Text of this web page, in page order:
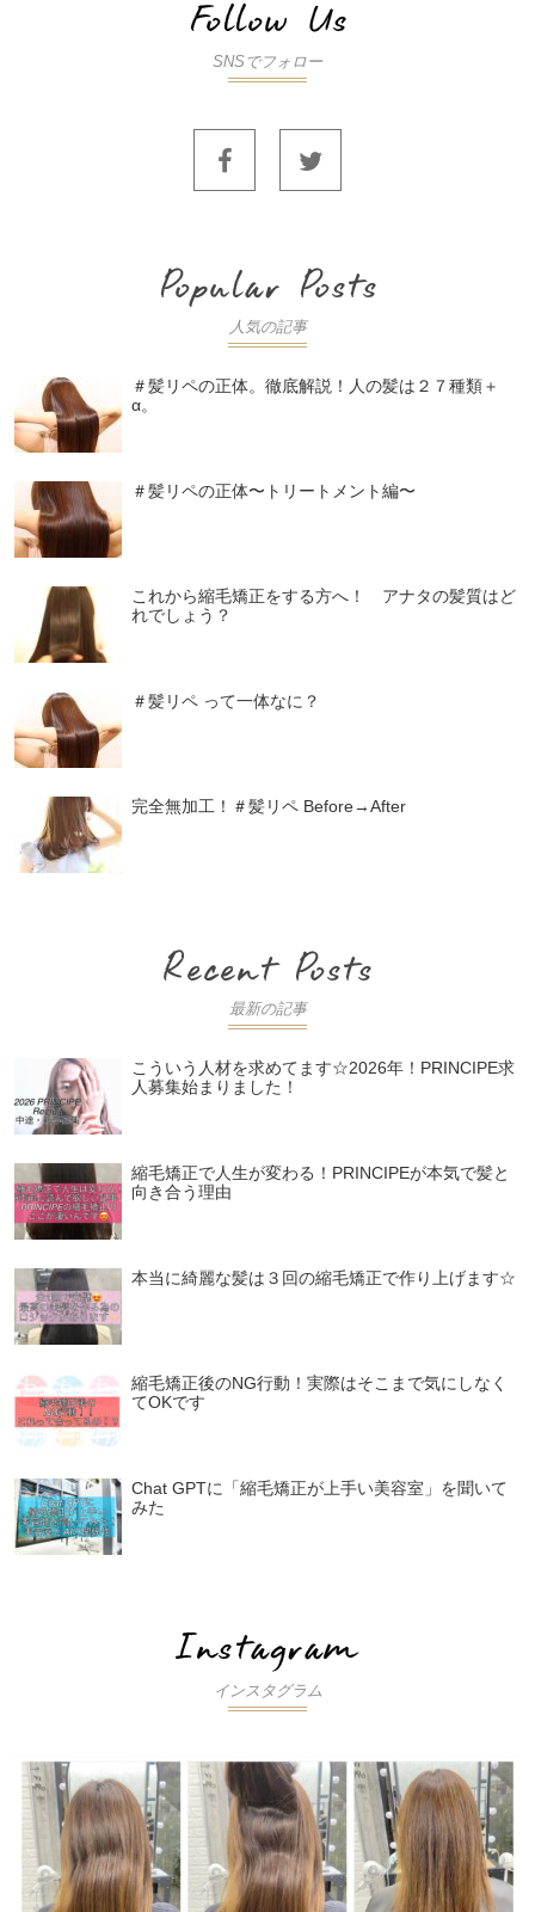
SNSでフォロー
人気の記事
＃髪リペの正体。徹底解説！人の髪は２７種類＋
α。
＃髪リペの正体〜トリートメント編〜
これから縮毛矯正をする方へ！ アナタの髪質はど
れでしょう？
＃髪リペ って一体なに？
完全無加工！＃髪リペ Before→After
最新の記事
こういう人材を求めてます☆2026年！PRINCIPE求
人募集始まりました！
縮毛矯正で人生が変わる！PRINCIPEが本気で髪と
向き合う理由
本当に綺麗な髪は３回の縮毛矯正で作り上げます☆
縮毛矯正後のNG行動！実際はそこまで気にしなく
てOKです
Chat GPTに「縮毛矯正が上手い美容室」を聞いて
みた
インスタグラム